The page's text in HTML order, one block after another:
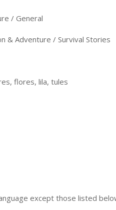
/ General
& Adventure / Survival Stories
flores, lila, tules
except those listed